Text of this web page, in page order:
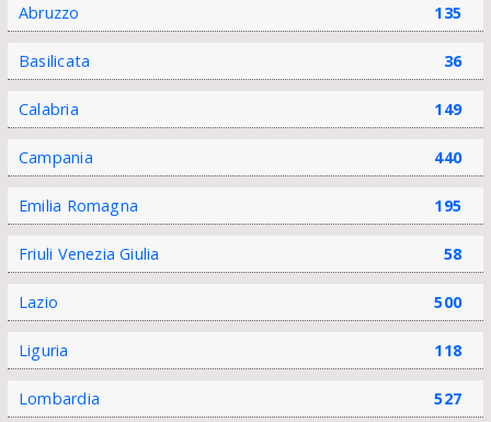
Abruzzo 135
Basilicata 36
Calabria 149
Campania 440
Emilia Romagna 195
Friuli Venezia Giulia 58
Lazio 500
Liguria 118
Lombardia 527